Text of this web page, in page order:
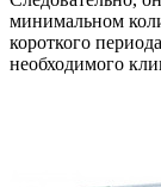
минимальном
короткого
необходимого